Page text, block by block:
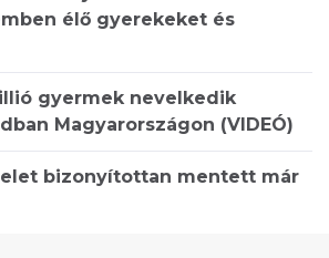
élő gyerekeket és
gyermek nevelkedik
Magyarországon (VIDEÓ)
bizonyítottan mentett már